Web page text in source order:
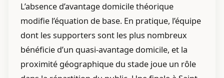
L’absence d’avantage domicile théorique
modifie l’équation de base. En pratique, l’équipe
dont les supporters sont les plus nombreux
bénéficie d’un quasi-avantage domicile, et la
proximité géographique du stade joue un rôle